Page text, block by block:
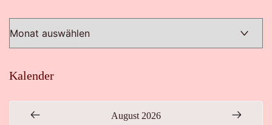
Kalender
August 2026